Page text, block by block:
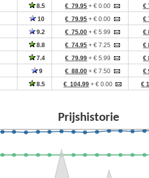
8.5 € 79.95 + € 0.00
€
10 € 79.95 + € 0.00
€
9.2 € 75.00 + € 5.99
€
8.8 € 74.95 + € 7.25
€
7.4 € 79.99 + € 5.99
€
9 € 88.00 + € 7.50
€
8.5 € 104.99 + € 0.00 €